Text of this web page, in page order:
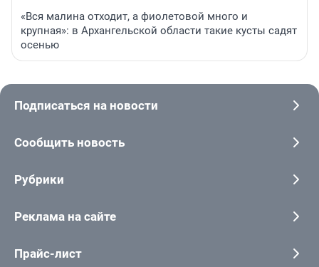
«Вся малина отходит, а фиолетовой много и
крупная»: в Архангельской области такие кусты садят
осенью
Подписаться на новости
Сообщить новость
Рубрики
Реклама на сайте
Прайс-лист